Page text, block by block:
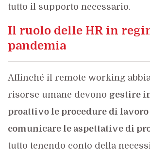
tutto il supporto necessario.
Il ruolo delle HR in
pandemia
Affinché il remote working
risorse umane devono gestire
proattivo le procedure di lavoro
comunicare le aspettative di
tutto tenendo conto della